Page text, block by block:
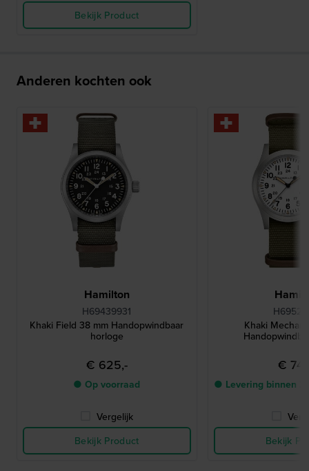
Bekijk Product
Anderen kochten ook
Hamilton
H69439931
Khaki Field 38 mm Handopwindbaar
horloge
€ 625,-
● Op voorraad
Vergelijk
Bekijk Product
Khaki
€
● Levering binnen 2
Bekijk